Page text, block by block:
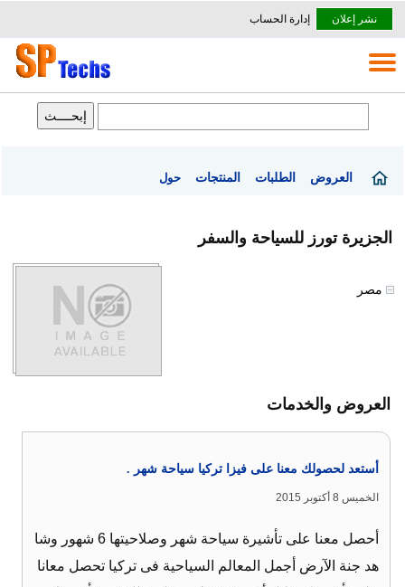
نشر إعلان إدارة الحساب
العروض الطلبات المنتجات حول
الجزيرة تورز للسياحة والسفر
مصر
العروض والخدمات
أستعد لحصولك معنا على فيزا تركيا سياحة شهر .
الخميس 8 أكتوبر 2015
أحصل معنا على تأشيرة سياحة شهر وصلاحيتها 6 شهور وشا
هد جنة الآرض أجمل المعالم السياحية فى تركيا تحصل معانا